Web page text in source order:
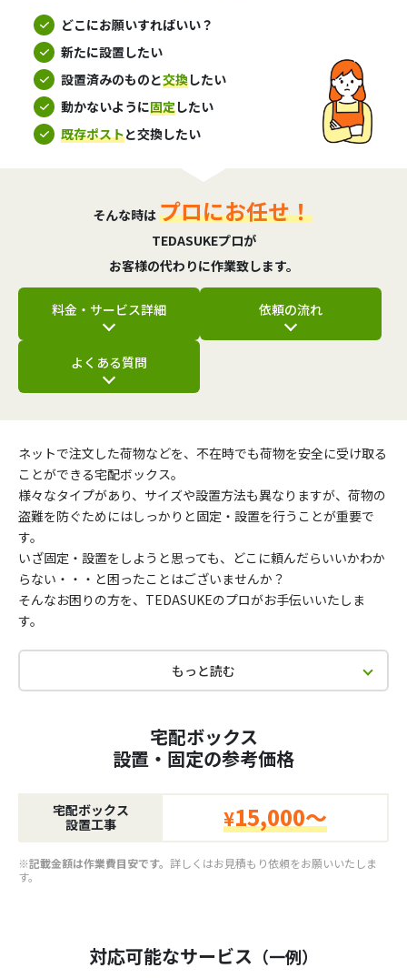
どこにお願いすればいい？
新たに設置したい
設置済みのものと交換したい
動かないように固定したい
既存ポストと交換したい
そんな時はプロにお任せ！
TEDASUKEプロが
お客様の代わりに作業致します。
料金・サービス詳細 依頼の流れ
よくある質問
ネットで注文した荷物などを、不在時でも荷物を安全に受け取る
ことができる宅配ボックス。
様々なタイプがあり、サイズや設置方法も異なりますが、荷物の
盗難を防ぐためにはしっかりと固定・設置を行うことが重要で
す。
いざ固定・設置をしようと思っても、どこに頼んだらいいかわか
らない・・・と困ったことはございませんか？
そんなお困りの方を、TEDASUKEのプロがお手伝いいたしま
す。
もっと読む
宅配ボックス
設置・固定の参考価格
宅配ボックス
設置工事
¥15,000～
※記載金額は作業費目安です。 詳しくはお見積もり依頼をお願いいたしま
す。
対応可能なサービス （一例）